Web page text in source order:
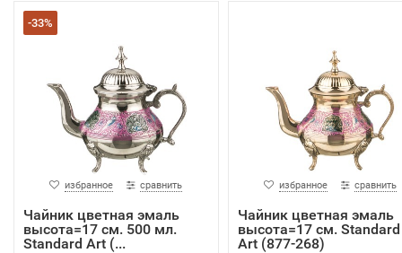
-33%
избранное сравнить
Чайник цветная эмаль
высота=17 см. 500 мл.
Standard Art (...
избранное сравнить
Чайник цветная эмаль
высота=17 см. Standard
Art (877-268)